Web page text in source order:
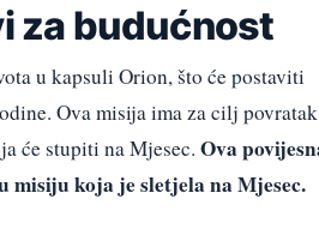
za budućnost
u kapsuli Orion, što će postaviti
Ova misija ima za cilj povratak
će stupiti na Mjesec. Ova
misiju koja je sletjela na Mjesec.